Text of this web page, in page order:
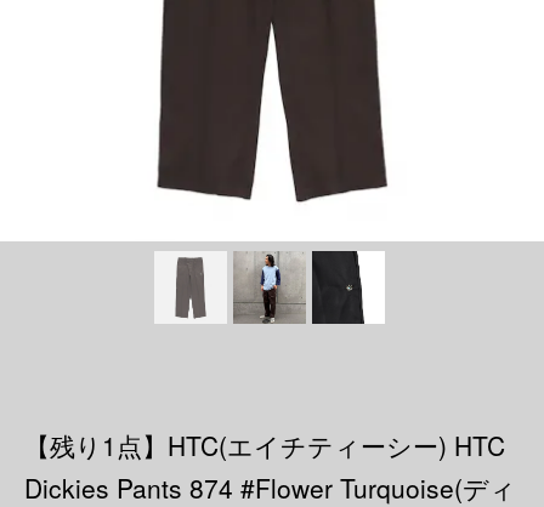
【残り1点】HTC(エイチティーシー) HTC
Dickies Pants 874 #Flower Turquoise(ディ